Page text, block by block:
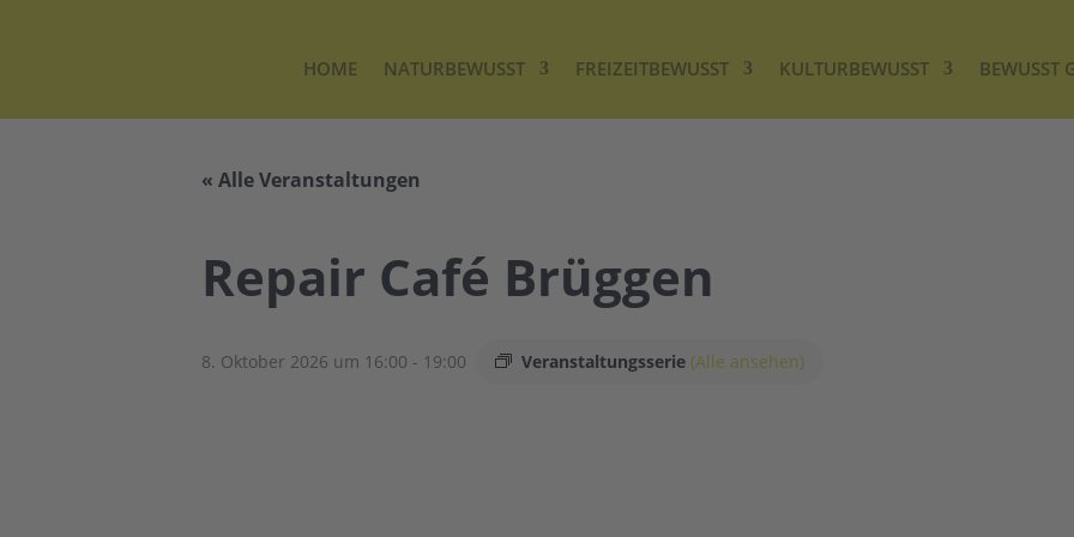
HOME NATURBEWUSST FREIZEITBEWUSST KULTURBEWUSST BEWUSST
« Alle Veranstaltungen
Repair Café Brüggen
8. Oktober 2026 um 16:00 - 19:00 Veranstaltungsserie (Alle ansehen)